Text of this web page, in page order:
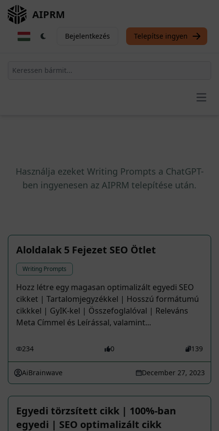
AIPRM
Bejelentkezés Telepítse ingyen
Használja ezeket Writing Prompts a ChatGPT-
ben ingyenesen az AIPRM telepítése után.
Aloldalak 5 Fejezet SEO Ötlet
Writing Prompts
Hozz létre egy magasan optimalizált egyedi SEO
cikket | Tartalomjegyzékkel | Hosszú formátumú
cikkkel | GyIK-kel | Összefoglalóval | Releváns
Meta Címmel és Leírással, valamint...
234 0 139
AiBrainwave December 27, 2023
Egyedi törzsített cikk | 100%-ban
egyedi | SEO optimalizált cikk